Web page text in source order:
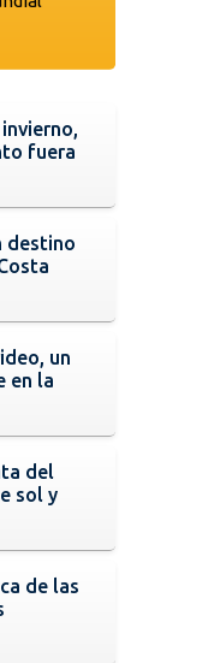
fuera
destino
un
en la
del
sol y
de las